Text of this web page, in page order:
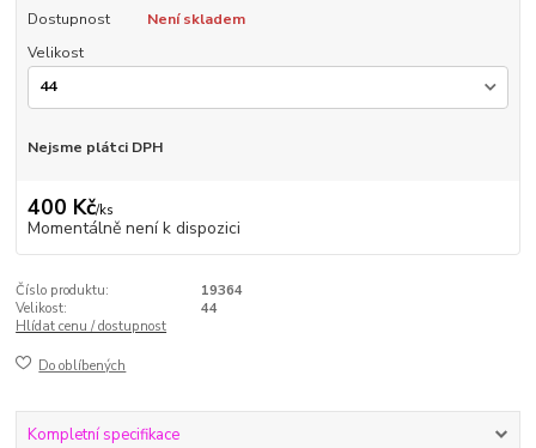
Dostupnost
Není skladem
Velikost
Nejsme plátci DPH
400 Kč/ks
Momentálně není k dispozici
Číslo produktu:
19364
Velikost:
44
Hlídat cenu / dostupnost
Do oblíbených
Kompletní specifikace